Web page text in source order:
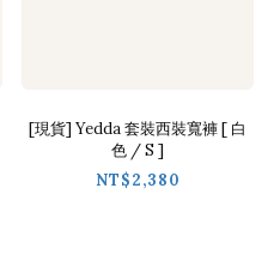
[現貨] Yedda 套裝西裝寬褲 [ 白
色 / S ]
NT$2,380